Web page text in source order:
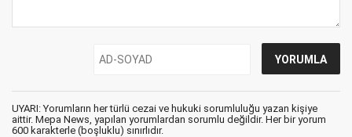
UYARI: Yorumların her türlü cezai ve hukuki sorumluluğu yazan kişiye
aittir. Mepa News, yapılan yorumlardan sorumlu değildir. Her bir yorum
600 karakterle (boşluklu) sınırlıdır.